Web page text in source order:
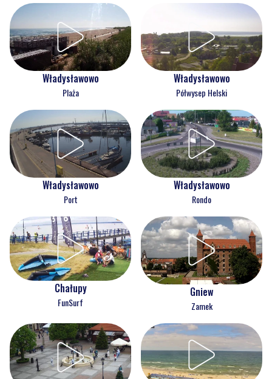
Władysławowo
Plaża
Władysławowo
Półwysep Helski
Władysławowo
Port
Władysławowo
Rondo
Chałupy
FunSurf
Gniew
Zamek